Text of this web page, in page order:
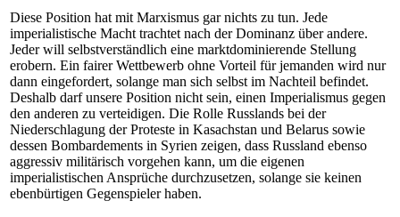
Diese Position hat mit Marxismus gar nichts zu tun. Jede
imperialistische Macht trachtet nach der Dominanz über andere.
Jeder will selbstverständlich eine marktdominierende Stellung
erobern. Ein fairer Wettbewerb ohne Vorteil für jemanden wird nur
dann eingefordert, solange man sich selbst im Nachteil befindet.
Deshalb darf unsere Position nicht sein, einen Imperialismus gegen
den anderen zu verteidigen. Die Rolle Russlands bei der
Niederschlagung der Proteste in Kasachstan und Belarus sowie
dessen Bombardements in Syrien zeigen, dass Russland ebenso
aggressiv militärisch vorgehen kann, um die eigenen
imperialistischen Ansprüche durchzusetzen, solange sie keinen
ebenbürtigen Gegenspieler haben.